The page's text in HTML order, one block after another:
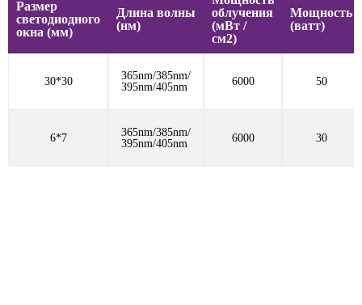
Размер
светодиодного
окна (мм)
Длина волны
(нм)
облучения
(мВт /
см2)
Мощность
(ватт)
30*30
365nm/385nm/
395nm/405nm
6000 50
6*7
365nm/385nm/
395nm/405nm
6000 30